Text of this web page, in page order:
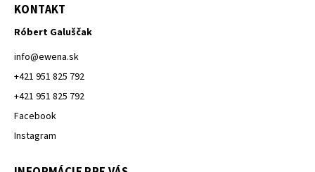
KONTAKT
Róbert Galuščak
info@ewena.sk
+421 951 825 792
+421 951 825 792
Facebook
Instagram